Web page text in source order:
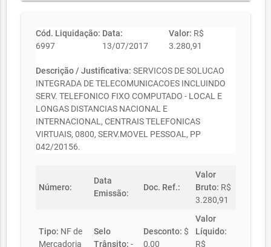
Cód. Liquidação:
6997
Data:
13/07/2017
Valor: R$
3.280,91
Descrição / Justificativa: SERVICOS DE SOLUCAO
INTEGRADA DE TELECOMUNICACOES INCLUINDO
SERV. TELEFONICO FIXO COMPUTADO - LOCAL E
LONGAS DISTANCIAS NACIONAL E
INTERNACIONAL, CENTRAIS TELEFONICAS
VIRTUAIS, 0800, SERV.MOVEL PESSOAL, PP
042/20156.
Número:
Data
Emissão:
Doc. Ref.:
Valor
Bruto: R$
3.280,91
Tipo: NF de
Mercadoria
Selo
Trânsito: -
Desconto: $
0,00
Valor
Líquido:
R$